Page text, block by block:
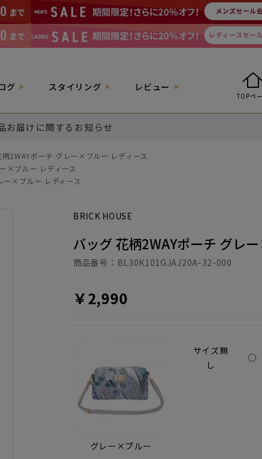
グ スタイリング レビュー
TOPペ
お届けに関するお知らせ
柄2WAYポーチ グレー×ブルー レディース
×ブルー レディース
ー×ブルー レディース
BRICK HOUSE
バッグ 花柄2WAYポーチ グレ
￥2,990
商品番号： BL30K101GJAJ20A-32-000
グレー×ブルー
サイズ無
し
○